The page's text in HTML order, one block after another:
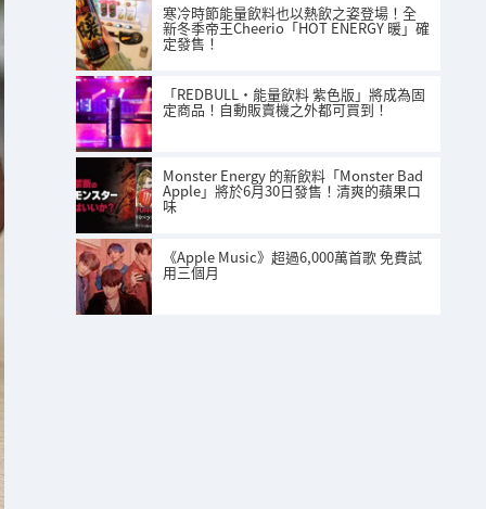
寒冷時節能量飲料也以熱飲之姿登場！全
新冬季帝王Cheerio「HOT ENERGY 暖」確
定發售！
「REDBULL・能量飲料 紫色版」將成為固
定商品！自動販賣機之外都可買到！
Monster Energy 的新飲料「Monster Bad
Apple」將於6月30日發售！清爽的蘋果口
味
《Apple Music》超過6,000萬首歌 免費試
用三個月